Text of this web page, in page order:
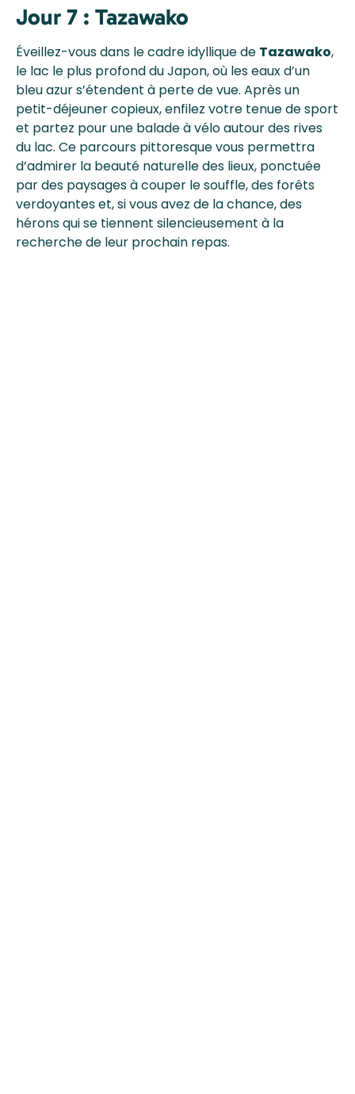
Jour 7 : Tazawako
Éveillez-vous dans le cadre idyllique de Tazawako,
le lac le plus profond du Japon, où les eaux d’un
bleu azur s’étendent à perte de vue. Après un
petit-déjeuner copieux, enfilez votre tenue de sport
et partez pour une balade à vélo autour des rives
du lac. Ce parcours pittoresque vous permettra
d’admirer la beauté naturelle des lieux, ponctuée
par des paysages à couper le souffle, des forêts
verdoyantes et, si vous avez de la chance, des
hérons qui se tiennent silencieusement à la
recherche de leur prochain repas.